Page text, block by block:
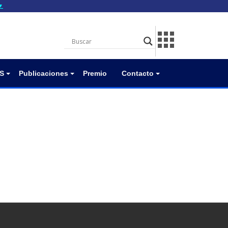
seguros utilizan
Publicaciones Premio Contacto